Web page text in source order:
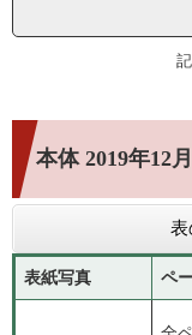
本体 2019年12
表
表紙写真 ペ